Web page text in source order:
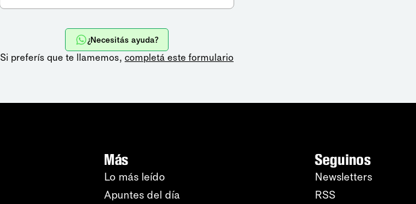
¿Necesitás ayuda?
Si preferís que te llamemos, completá este formulario
Más
Lo más leído
Apuntes del día
Seguinos
Newsletters
RSS